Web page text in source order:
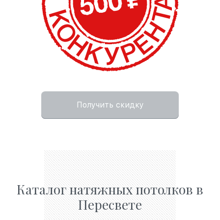
Получить скидку
Каталог натяжных потолков в
Пересвете